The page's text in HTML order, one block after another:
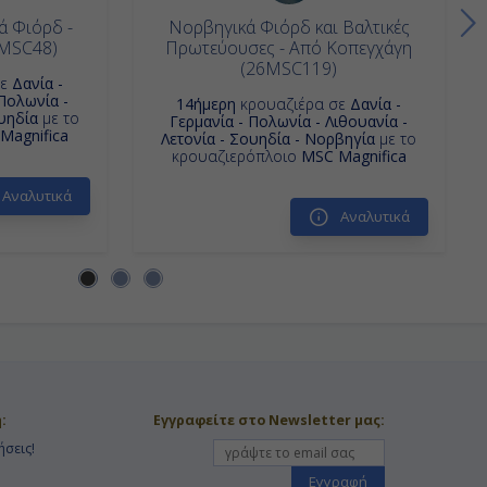
Φιόρδ -
Δανία -
-
με το
Νορβηγικά Φιόρδ και Βαλτικές
Πρωτεύουσες - Από Κοπεγχάγη
(26MSC119)
14ήμερη κρουαζιέρα σε Δανία -
Γερμανία - Πολωνία - Λιθουανία -
Λετονία - Σουηδία - Νορβηγία με το
κρουαζιερόπλοιο MSC Magnifica
Αναλυτικά
Εγγραφείτε στο Newsletter μας:
Εγγραφή